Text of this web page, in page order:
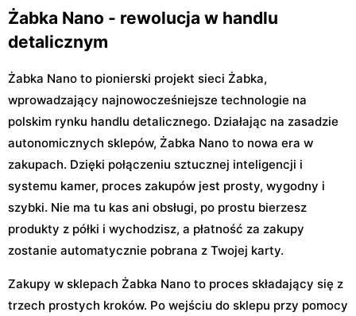
Żabka Nano - rewolucja w handlu
detalicznym
Żabka Nano to pionierski projekt sieci Żabka,
wprowadzający najnowocześniejsze technologie na
polskim rynku handlu detalicznego. Działając na zasadzie
autonomicznych sklepów, Żabka Nano to nowa era w
zakupach. Dzięki połączeniu sztucznej inteligencji i
systemu kamer, proces zakupów jest prosty, wygodny i
szybki. Nie ma tu kas ani obsługi, po prostu bierzesz
produkty z półki i wychodzisz, a płatność za zakupy
zostanie automatycznie pobrana z Twojej karty.
Zakupy w sklepach Żabka Nano to proces składający się z
trzech prostych kroków. Po wejściu do sklepu przy pomocy